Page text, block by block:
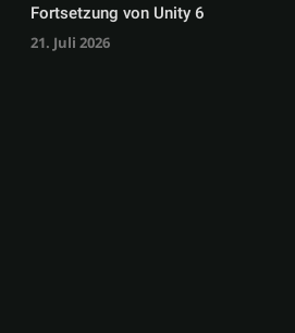
Fortsetzung von Unity 6
21. Juli 2026